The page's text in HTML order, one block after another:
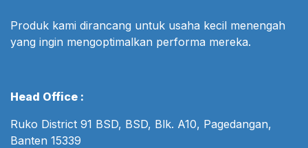
Produk kami dirancang untuk usaha kecil menengah
yang ingin mengoptimalkan performa mereka.
Head Office :
Ruko District 91 BSD, BSD, Blk. A10, Pagedangan,
Banten 15339